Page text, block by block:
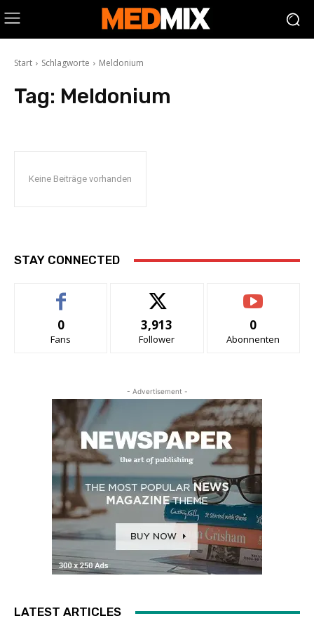
Start Schlagworte Meldonium
Tag: Meldonium
Keine Beiträge vorhanden
STAY CONNECTED
0
Fans
3,913
Follower
0
Abonnenten
- Advertisement -
LATEST ARTICLES